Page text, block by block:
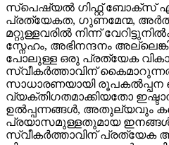
സ്പെഷ്യൽ ഗിഫ്റ്റ് ബോക്സ്
പ്രത്യേകത, ഗുണമേന്മ,
മറ്റുള്ളവരിൽ നിന്ന്
സ്നേഹം, അഭിനന്ദനം
പോലുള്ള ഒരു പ്രത്യേക
സ്വീകർത്താവിന്
സാധാരണയായി രൂപകൽപ്പന
വ്യക്തിഗതമാക്കിയതോ
ഉൽപ്പന്നങ്ങൾ, അതുല്യവും
പ്രയാസമുള്ളതുമായ
സ്വീകർത്താവിന് പ്രത്യേക